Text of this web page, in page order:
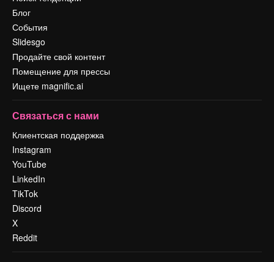
Блог
События
Slidesgo
Продайте свой контент
Помещение для прессы
Ищете magnific.ai
Связаться с нами
Клиентская поддержка
Instagram
YouTube
LinkedIn
TikTok
Discord
X
Reddit